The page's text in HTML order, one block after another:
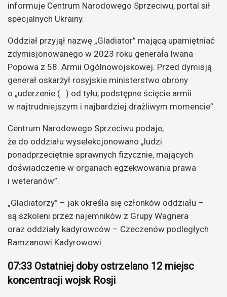
informuje Centrum Narodowego Sprzeciwu, portal sił
specjalnych Ukrainy.
Oddział przyjął nazwę „Gladiator” mającą upamiętniać
zdymisjonowanego w 2023 roku generała Iwana
Popowa z 58. Armii Ogólnowojskowej. Przed dymisją
generał oskarżył rosyjskie ministerstwo obrony
o „uderzenie (…) od tyłu, podstępne ścięcie armii
w najtrudniejszym i najbardziej drażliwym momencie”.
Centrum Narodowego Sprzeciwu podaje,
że do oddziału wyselekcjonowano „ludzi
ponadprzeciętnie sprawnych fizycznie, mających
doświadczenie w organach egzekwowania prawa
i weteranów”.
„Gladiatorzy” – jak określa się członków oddziału –
są szkoleni przez najemników z Grupy Wagnera
oraz oddziały kadyrowców – Czeczenów podległych
Ramzanowi Kadyrowowi.
07:33 Ostatniej doby ostrzelano 12 miejsc
koncentracji wojsk Rosji